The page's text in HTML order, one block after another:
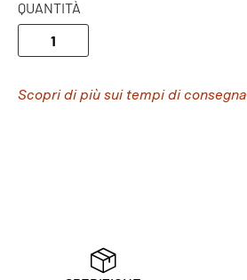
QUANTITÀ
Scopri di più sui tempi di consegna